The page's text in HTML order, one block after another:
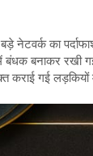
नेटवर्क का
बनाकर रखी
कराई गई